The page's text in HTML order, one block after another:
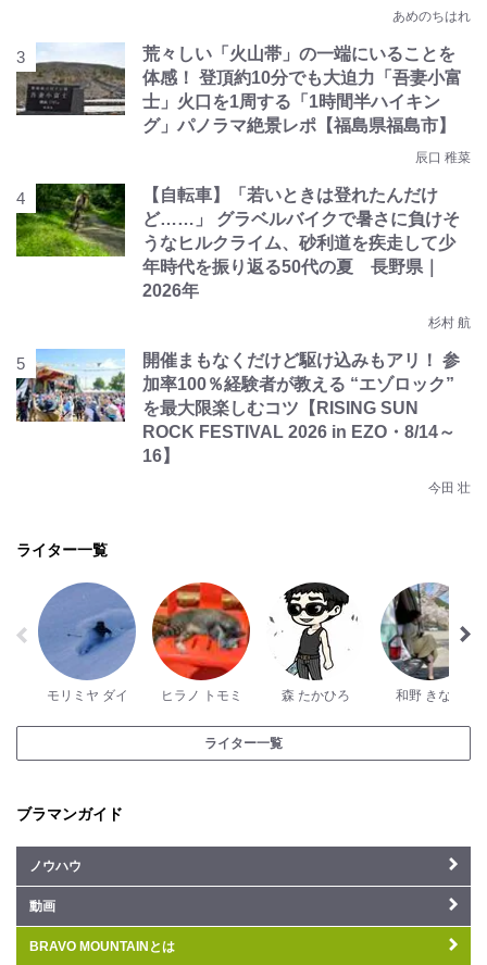
あめのちはれ
荒々しい「火山帯」の一端にいることを
体感！ 登頂約10分でも大迫力「吾妻小富
士」火口を1周する「1時間半ハイキン
グ」パノラマ絶景レポ【福島県福島市】
辰口 稚菜
【自転車】「若いときは登れたんだけ
ど……」 グラベルバイクで暑さに負けそ
うなヒルクライム、砂利道を疾走して少
年時代を振り返る50代の夏 長野県｜
2026年
杉村 航
開催まもなくだけど駆け込みもアリ！ 参
加率100％経験者が教える “エゾロック”
を最大限楽しむコツ【RISING SUN
ROCK FESTIVAL 2026 in EZO・8/14～
16】
今田 壮
ライター一覧
モリミヤ ダイ ヒラノ トモミ 森 たかひろ 和野 きなこ
ライター一覧
ブラマンガイド
ノウハウ
動画
BRAVO MOUNTAINとは